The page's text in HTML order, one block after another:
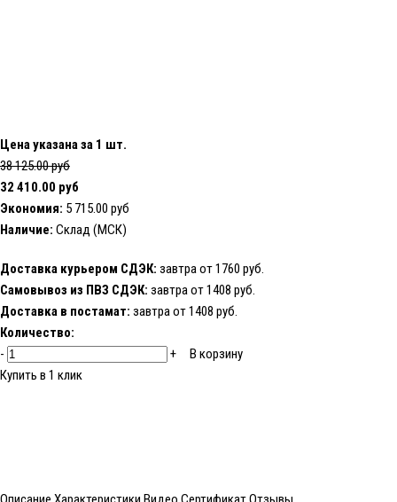
Цена указана за 1 шт.
38 125.00 руб
32 410.00 руб
Экономия: 5 715.00 руб
Наличие: Склад (МСК)
Доставка курьером СДЭК: завтра от 1760 руб.
Самовывоз из ПВЗ СДЭК: завтра от 1408 руб.
Доставка в постамат: завтра от 1408 руб.
Количество:
-
+
В корзину
Купить в 1 клик